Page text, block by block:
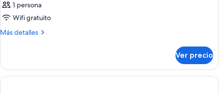
1 persona
Wifi gratuito
Más detalles
Más
Ver precio